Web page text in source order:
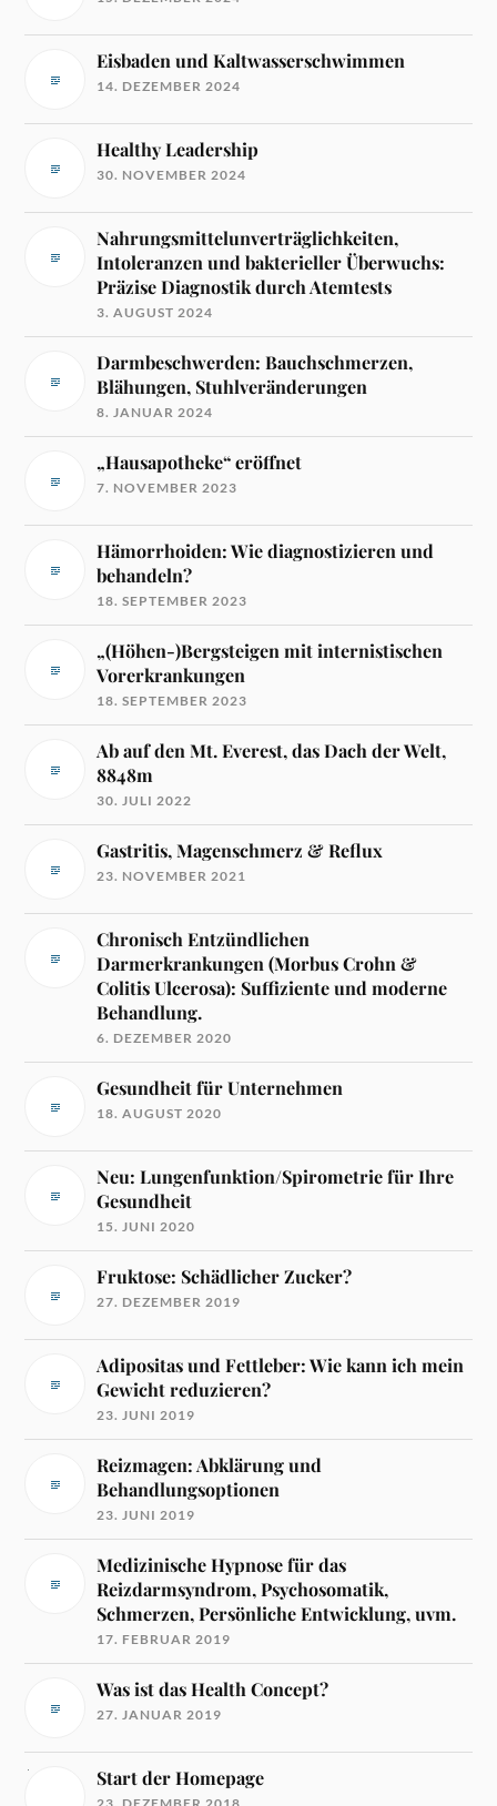
Eisbaden und Kaltwasserschwimmen
14. DEZEMBER 2024
Healthy Leadership
30. NOVEMBER 2024
Nahrungsmittelunverträglichkeiten,
Intoleranzen und bakterieller Überwuchs:
Präzise Diagnostik durch Atemtests
3. AUGUST 2024
Darmbeschwerden: Bauchschmerzen,
Blähungen, Stuhlveränderungen
8. JANUAR 2024
„Hausapotheke“ eröffnet
7. NOVEMBER 2023
Hämorrhoiden: Wie diagnostizieren und
behandeln?
18. SEPTEMBER 2023
„(Höhen-)Bergsteigen mit internistischen
Vorerkrankungen
18. SEPTEMBER 2023
Ab auf den Mt. Everest, das Dach der Welt,
8848m
30. JULI 2022
Gastritis, Magenschmerz & Reflux
23. NOVEMBER 2021
Chronisch Entzündlichen
Darmerkrankungen (Morbus Crohn &
Colitis Ulcerosa): Suffiziente und moderne
Behandlung.
6. DEZEMBER 2020
Gesundheit für Unternehmen
18. AUGUST 2020
Neu: Lungenfunktion/Spirometrie für Ihre
Gesundheit
15. JUNI 2020
Fruktose: Schädlicher Zucker?
27. DEZEMBER 2019
Adipositas und Fettleber: Wie kann ich mein
Gewicht reduzieren?
23. JUNI 2019
Reizmagen: Abklärung und
Behandlungsoptionen
23. JUNI 2019
Medizinische Hypnose für das
Reizdarmsyndrom, Psychosomatik,
Schmerzen, Persönliche Entwicklung, uvm.
17. FEBRUAR 2019
Was ist das Health Concept?
27. JANUAR 2019
Start der Homepage